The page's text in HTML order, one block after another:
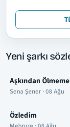
Yeni şarkı
Aşkından
Sena Şener · 08 Ağu
Özledim